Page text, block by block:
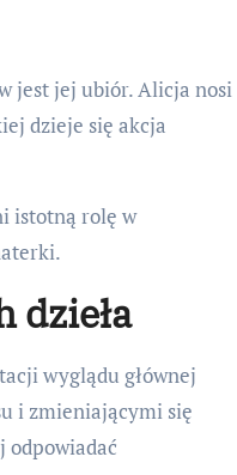
jest jej ubiór. Alicja nosi
dzieje się akcja
istotną rolę w
dzieła
wyglądu głównej
i zmieniającymi się